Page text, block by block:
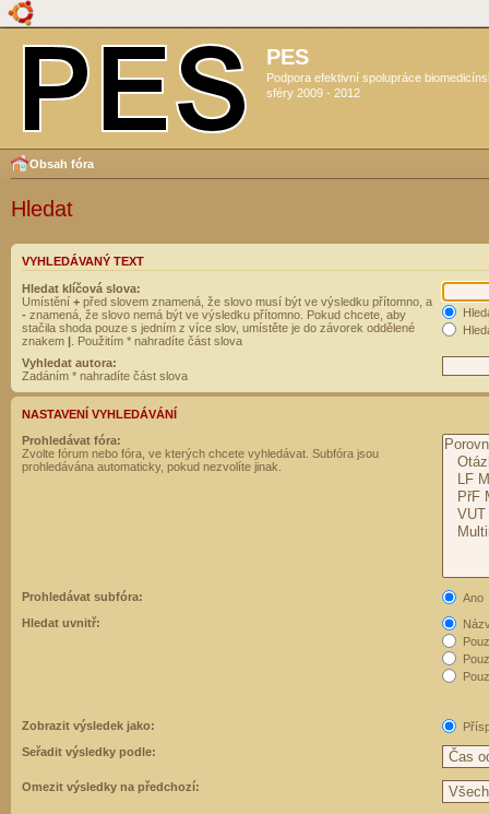
PES
Podpora efektivní spolupráce
sféry 2009 - 2012
Obsah fóra
Hledat
VYHLEDÁVANÝ TEXT
Hledat klíčová slova:
Umístění + před slovem znamená, že slovo musí být ve výsledku přítomno, a
- znamená, že slovo nemá být ve výsledku přítomno. Pokud chcete, aby
stačila shoda pouze s jedním z více slov, umístěte je do závorek oddělené
znakem | . Použitím * nahradíte část slova
Vyhledat autora:
Zadáním * nahradíte část slova
NASTAVENÍ VYHLEDÁVÁNÍ
Prohledávat fóra:
Zvolte fórum nebo fóra, ve kterých chcete vyhledávat. Subfóra jsou
prohledávána automaticky, pokud nezvolíte jinak.
Prohledávat subfóra:
Ano
Hledat uvnitř:
Zobrazit výsledek jako:
Seřadit výsledky podle:
Omezit výsledky na předchozí: